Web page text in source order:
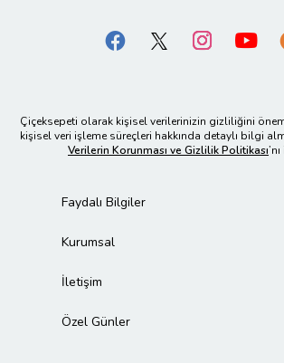
Çiçeksepeti olarak kişisel verilerinizin gizliliğini
kişisel veri işleme süreçleri hakkında detaylı bilgi
Verilerin Korunması ve Gizlilik Politikası
Faydalı Bilgiler
Kurumsal
İletişim
Özel Günler